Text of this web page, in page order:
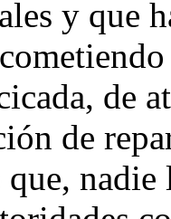
y que
de
de